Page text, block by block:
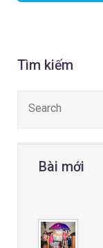
Tìm kiếm
Bài mới